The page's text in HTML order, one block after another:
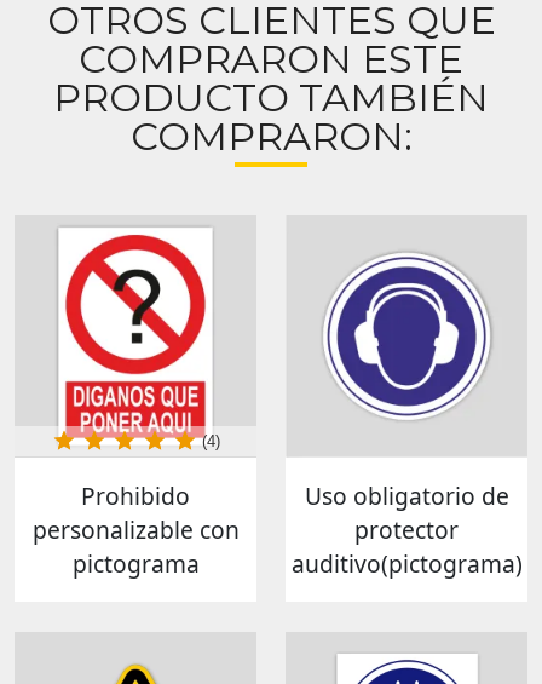
OTROS CLIENTES QUE
COMPRARON ESTE
PRODUCTO TAMBIÉN
COMPRARON:
Prohibido
personalizable con
pictograma
(4)
Uso obligatorio de
protector
auditivo(pictograma)